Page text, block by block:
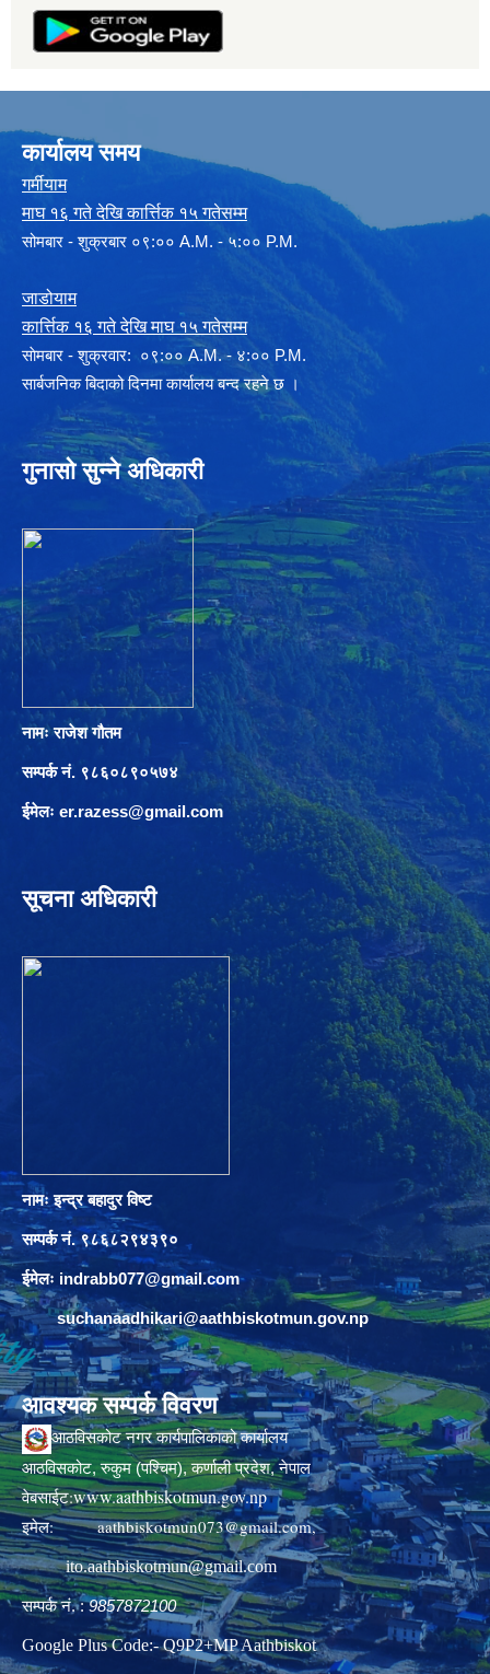
कार्यालय समय
गर्मीयाम
माघ १६ गते देखि कार्त्तिक १५ गतेसम्म
सोमबार - शुक्रबार ०९:०० A.M. - ५:०० P.M.
जाडोयाम
कार्त्तिक १६ गते देखि माघ १५ गतेसम्म
साेमबार - शुक्रवार: ०९:०० A.M. - ४:०० P.M.
सार्बजनिक बिदाको दिनमा कार्यालय बन्द रहने छ ।
गुनासो सुन्ने अधिकारी
नामः राजेश गौतम
सम्पर्क नं. ९८६०८९०५७४
ईमेलः er.razess@gmail.com
सूचना अधिकारी
नामः इन्द्र बहादुर विष्ट
सम्पर्क नं. ९८६८२९४३९०
ईमेलः indrabb077@gmail.com
suchanaadhikari@aathbiskotmun.gov.np
आवश्यक सम्पर्क विवरण
आठविसकोट नगर कार्यपालिकाको कार्यालय
आठविसकोट, रुकुम (पश्चिम), कर्णाली प्रदेश, नेपाल
वेबसाईट:www.aathbiskotmun.gov.np
इमेल:aathbiskotmun073@gmail.com,
ito.aathbiskotmun@gmail.com
सम्पर्क नं. :9857872100
Google Plus Code:- Q9P2+MP Aathbiskot